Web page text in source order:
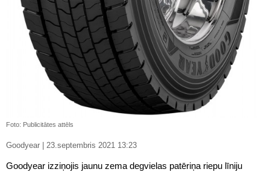
Foto: Publicitātes attēls
Goodyear | 23.septembris 2021 13:23
Goodyear izziņojis jaunu zema degvielas patēriņa riepu līniju